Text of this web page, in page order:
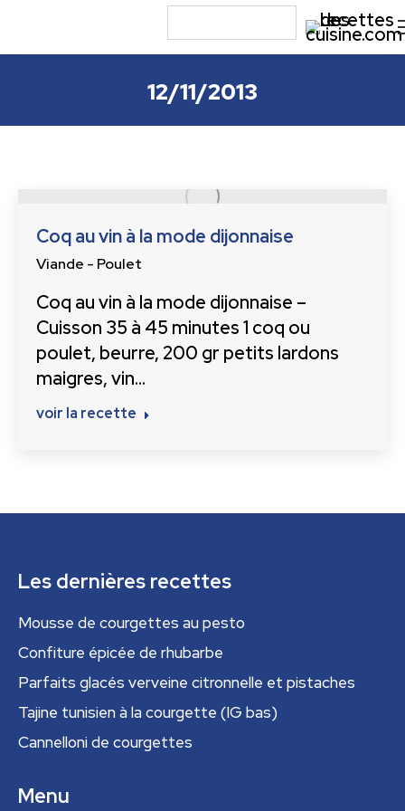
12/11/2013
Coq au vin à la mode dijonnaise
Viande - Poulet
Coq au vin à la mode dijonnaise –
Cuisson 35 à 45 minutes 1 coq ou
poulet, beurre, 200 gr petits lardons
maigres, vin…
voir la recette
Les dernières recettes
Mousse de courgettes au pesto
Confiture épicée de rhubarbe
Parfaits glacés verveine citronnelle et pistaches
Tajine tunisien à la courgette (IG bas)
Cannelloni de courgettes
Menu